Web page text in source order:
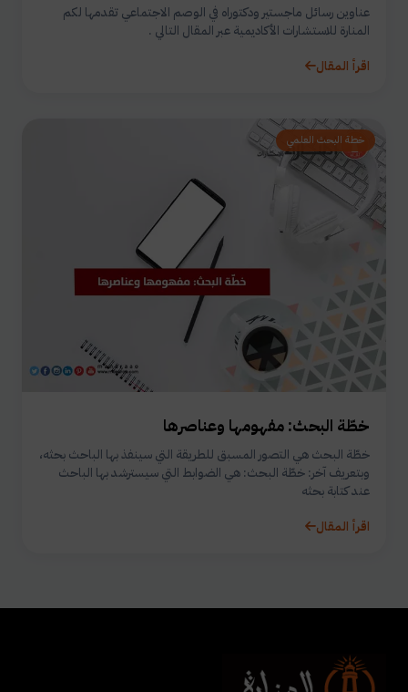
عناوين رسائل ماجستير ودكتوراه في الوصم الاجتماعي تقدمها لكم
المنارة للاستشارات الأكاديمية عبر المقال التالي .
اقرأ المقال
خطة البحث العلمي
خطّة البحث: مفهومها وعناصرها
خطّة البحث هي التصور المسبق للطريقة التي سينفذ بها الباحث بحثه،
وبتعريف آخر: خطّة البحث: هي الضوابط التي سيسترشد بها الباحث
عند كتابة بحثه
اقرأ المقال